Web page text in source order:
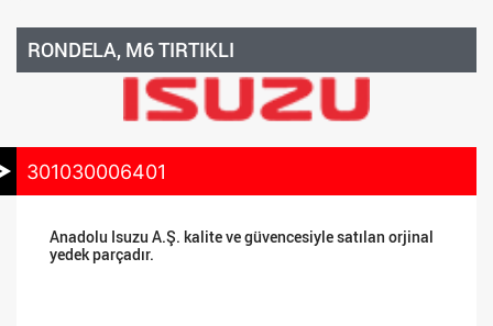
RONDELA, M6 TIRTIKLI
301030006401
Anadolu Isuzu A.Ş. kalite ve güvencesiyle satılan orjinal
yedek parçadır.